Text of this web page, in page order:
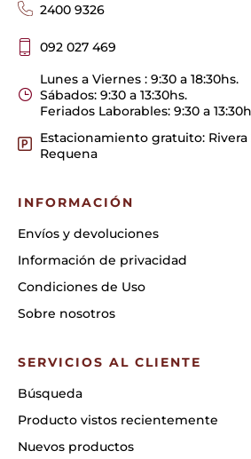
2400 9326
092 027 469
Lunes a Viernes : 9:30 a 18:30hs.
Sábados: 9:30 a 13:30hs.
Feriados Laborables: 9:30 a
Estacionamiento gratuito: Rivera
Requena
INFORMACIÓN
Envíos y devoluciones
Información de privacidad
Condiciones de Uso
Sobre nosotros
SERVICIOS AL CLIENTE
Búsqueda
Producto vistos recientemente
Nuevos productos